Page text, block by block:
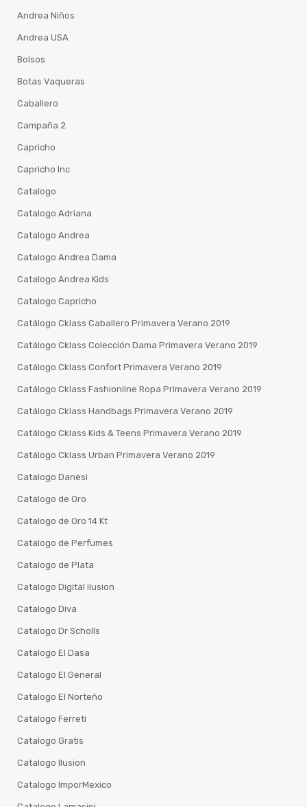
Andrea Niños
Andrea USA
Bolsos
Botas Vaqueras
Caballero
Campaña 2
Capricho
Capricho Inc
Catalogo
Catalogo Adriana
Catalogo Andrea
Catalogo Andrea Dama
Catalogo Andrea Kids
Catalogo Capricho
Catálogo Cklass Caballero Primavera Verano 2019
Catálogo Cklass Colección Dama Primavera Verano 2019
Catálogo Cklass Confort Primavera Verano 2019
Catálogo Cklass Fashionline Ropa Primavera Verano 2019
Catálogo Cklass Handbags Primavera Verano 2019
Catálogo Cklass Kids & Teens Primavera Verano 2019
Catálogo Cklass Urban Primavera Verano 2019
Catalogo Danesi
Catalogo de Oro
Catalogo de Oro 14 Kt
Catalogo de Perfumes
Catalogo de Plata
Catalogo Digital ilusion
Catalogo Diva
Catalogo Dr Scholls
Catalogo El Dasa
Catalogo El General
Catalogo El Norteño
Catalogo Ferreti
Catalogo Gratis
Catalogo Ilusion
Catalogo ImporMexico